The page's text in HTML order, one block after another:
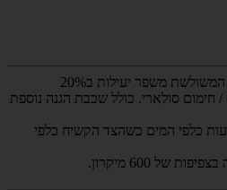
משפר יעילות ב20%
סולארי. כולל שכבת הגנה נוספת
כלפי המים כשהצד הקשיח כלפי
של 600 מיקרון.